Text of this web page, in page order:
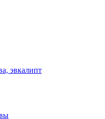
эвкалипт